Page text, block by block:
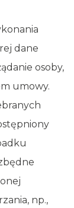
dane
osoby,
umowy.
np.,